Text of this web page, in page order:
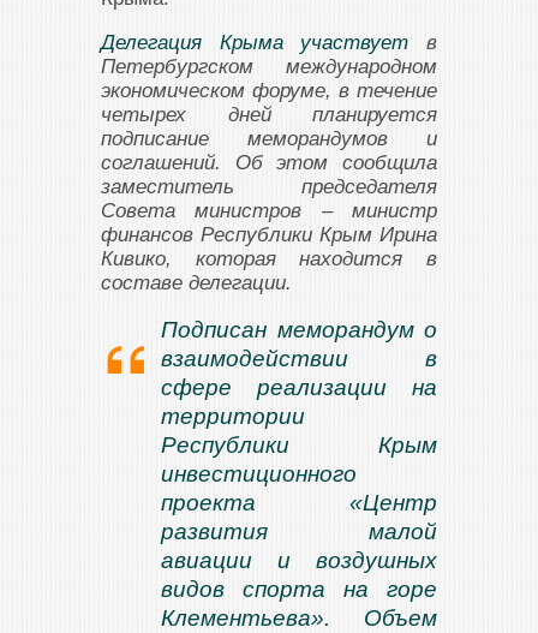
Делегация Крыма участвует в
Петербургском международном
экономическом форуме, в течение
четырех дней планируется
подписание меморандумов и
соглашений. Об этом сообщила
заместитель председателя
Совета министров – министр
финансов Республики Крым Ирина
Кивико, которая находится в
составе делегации.
Подписан меморандум о
взаимодействии в
сфере реализации на
территории
Республики Крым
инвестиционного
проекта «Центр
развития малой
авиации и воздушных
видов спорта на горе
Клементьева». Объем